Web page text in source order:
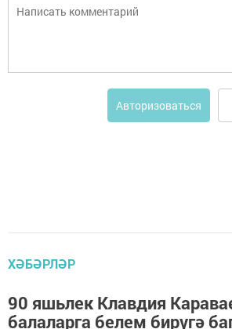
Авторизоваться
ХӘБӘРЛӘР
90 яшьлек Клавдия
балаларга белем бирүгә